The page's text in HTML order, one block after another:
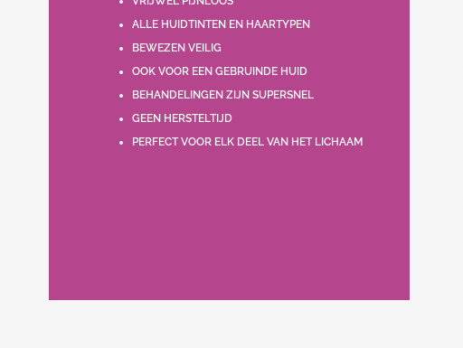
ALLE HUIDTINTEN EN HAARTYPEN
BEWEZEN VEILIG
OOK VOOR EEN GEBRUINDE HUID
BEHANDELINGEN ZIJN SUPERSNEL
GEEN HERSTELTIJD
PERFECT VOOR ELK DEEL VAN HET LICHAAM